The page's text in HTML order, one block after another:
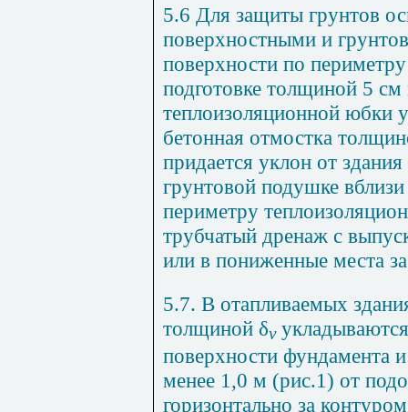
5.6 Для защиты грунтов
поверхностными и
поверхности по
подготовке толщиной 5
теплоизоляционной юбки
бетонная отмостка
придается уклон от
грунтовой подушке
периметру
трубчатый дренаж с
или в пониженные места
5.7. В отапливаемых
толщиной δv
поверхности фундамента
менее 1,0 м (рис.1) от
горизонтально за